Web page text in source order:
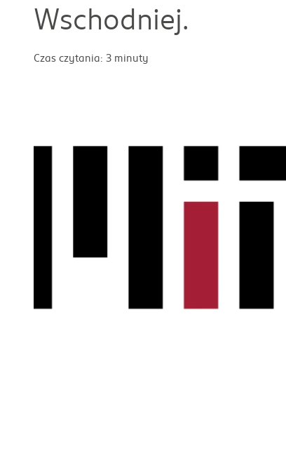
Wschodniej.
Czas czytania: 3 minuty